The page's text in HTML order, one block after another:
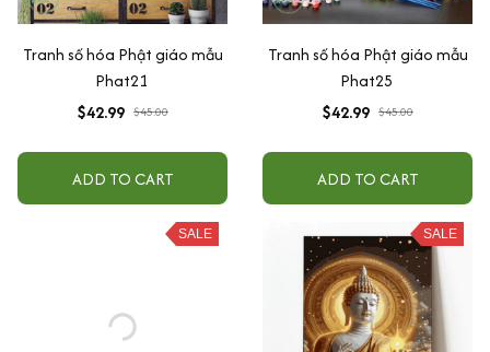
Tranh số hóa Phật giáo mẫu
Phat21
$42.99 $45.00
ADD TO CART
Tranh số hóa Phật giáo mẫu
Phat25
$42.99 $45.00
ADD TO CART
SALE SALE